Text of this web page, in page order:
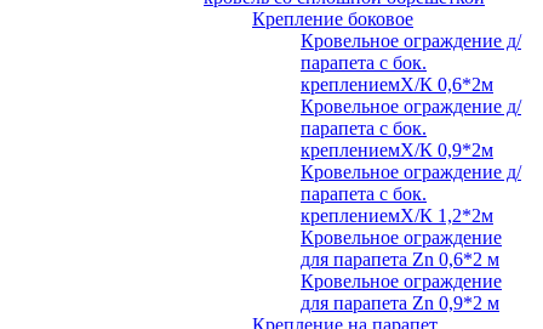
Крепление боковое
Кровельное ограждение д/
парапета с бок.
креплениемХ/К 0,6*2м
Кровельное ограждение д/
парапета с бок.
креплениемХ/К 0,9*2м
Кровельное ограждение д/
парапета с бок.
креплениемХ/К 1,2*2м
Кровельное ограждение
для парапета Zn 0,6*2 м
Кровельное ограждение
для парапета Zn 0,9*2 м
Крепление на парапет